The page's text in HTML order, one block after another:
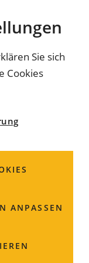
Sie sich
Cookies
ANPASSEN